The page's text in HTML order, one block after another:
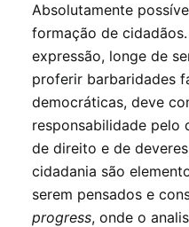
Absolutamente
formação de
expressão, longe de
proferir barbaridades
democráticas, deve
responsabilidade pelo
de direito e de
cidadania são
serem pensados e
progress, onde o